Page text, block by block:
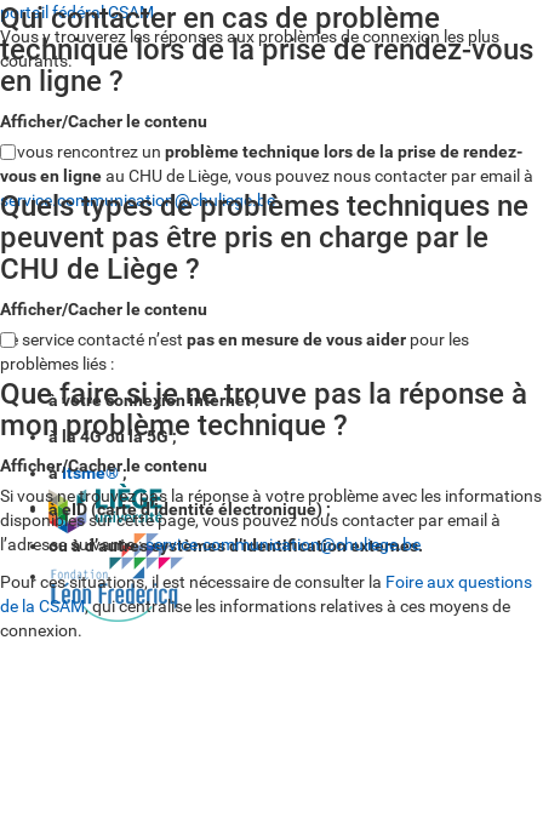
portail fédéral CSAM
Vous y trouverez les réponses aux problèmes de connexion les plus
courants.
Qui contacter en cas de problème
technique lors de la prise de rendez-vous
en ligne ?
Afficher/Cacher le contenu
Si vous rencontrez un problème technique lors de la prise de rendez-
vous en ligneau CHU de Liège, vous pouvez nous contacter par email à
service.communication@chuliege.be
Quels types de problèmes techniques ne
peuvent pas être pris en charge par le
CHU de Liège ?
Afficher/Cacher le contenu
Le service contacté n’est pas en mesure de vous aider pour les
problèmes liés :
à votre connexion internet ;
à la 4G ou la 5G ;
àItsme®;
à eID (carte d’identité électronique) ;
ou à d’autres systèmes d’identification externes.
Pour ces situations, il est nécessaire de consulter la Foire aux questions
de la CSAM, qui centralise les informations relatives à ces moyens de
connexion.
Que faire si je ne trouve pas la réponse à
mon problème technique ?
Afficher/Cacher le contenu
Si vous ne trouvez pas la réponse à votre problème avec les informations
disponibles sur cette page, vous pouvez nous contacter par email à
l’adresse suivante :service.communication@chuliege.be